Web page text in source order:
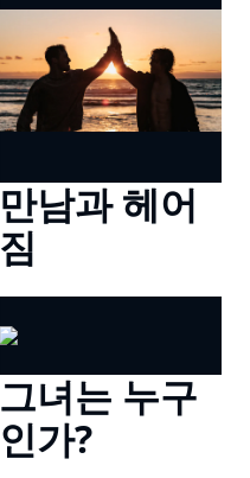
만남과 헤어
짐
그녀는 누구
인가?